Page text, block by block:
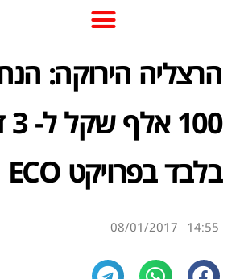
הרצליה הירוקה:
בלבד בפרויקט ECO הרצליה
14:55
08/01/2017